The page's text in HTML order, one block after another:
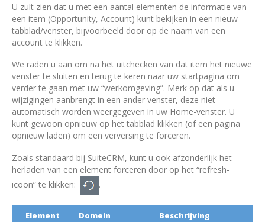
U zult zien dat u met een aantal elementen de informatie van
een item (Opportunity, Account) kunt bekijken in een nieuw
tabblad/venster, bijvoorbeeld door op de naam van een
account te klikken.
We raden u aan om na het uitchecken van dat item het nieuwe
venster te sluiten en terug te keren naar uw startpagina om
verder te gaan met uw “werkomgeving”. Merk op dat als u
wijzigingen aanbrengt in een ander venster, deze niet
automatisch worden weergegeven in uw Home-venster. U
kunt gewoon opnieuw op het tabblad klikken (of een pagina
opnieuw laden) om een verversing te forceren.
Zoals standaard bij SuiteCRM, kunt u ook afzonderlijk het
herladen van een element forceren door op het “refresh-
icoon” te klikken:
.
Element Domein Beschrijving